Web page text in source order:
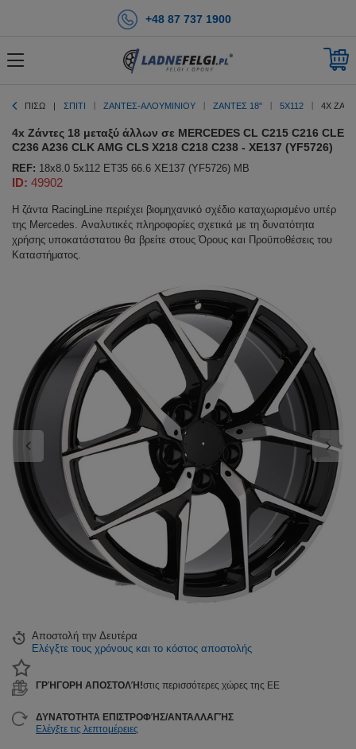
+48 87 737 1900
ΠΊΣΩ ΣΠΊΤΙ ΖΑΝΤΕΣ-ΑΛΟΥΜΙΝΙΟΥ ΖΆΝΤΕΣ 18'' 5X112 4X
4x Ζάντες 18 μεταξύ άλλων σε MERCEDES CL C215 C216 CLE
C236 A236 CLK AMG CLS X218 C218 C238 - XE137 (YF5726)
REF: 18x8.0 5x112 ET35 66.6 XE137 (YF5726) MB
ID: 49902
Η ζάντα RacingLine περιέχει βιομηχανικό σχέδιο καταχωρισμένο υπέρ
της Mercedes. Αναλυτικές πληροφορίες σχετικά με τη δυνατότητα
χρήσης υποκατάστατου θα βρείτε στους Όρους και Προϋποθέσεις του
Καταστήματος.
Αποστολή την Δευτέρα
Ελέγξτε τους χρόνους και το κόστος αποστολής
ΓΡΉΓΟΡΗ ΑΠΟΣΤΟΛΉ!στις περισσότερες χώρες της ΕΕ
ΔΥΝΑΤΌΤΗΤΑ ΕΠΙΣΤΡΟΦΉΣ/ΑΝΤΑΛΛΑΓΉΣ
Ελέγξτε τις λεπτομέρειες